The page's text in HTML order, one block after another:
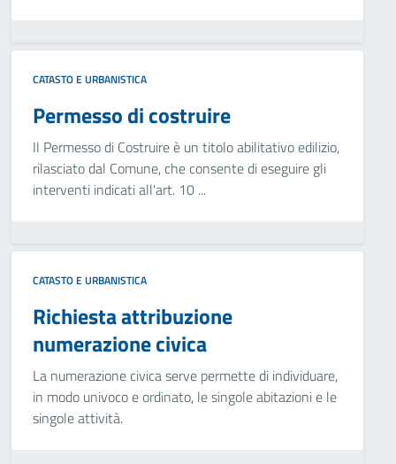
CATASTO E URBANISTICA
Permesso di costruire
Il Permesso di Costruire è un titolo abilitativo edilizio,
rilasciato dal Comune, che consente di eseguire gli
interventi indicati all'art. 10 ...
CATASTO E URBANISTICA
Richiesta attribuzione
numerazione civica
La numerazione civica serve permette di individuare,
in modo univoco e ordinato, le singole abitazioni e le
singole attività.